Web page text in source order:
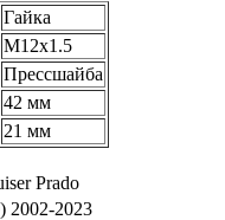
Гайка
М12х1.5
Прессшайба
42 мм
21 мм
Prado
2002-2023